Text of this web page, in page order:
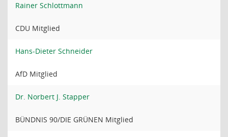
Rainer Schlottmann
CDU Mitglied
Hans-Dieter Schneider
AfD Mitglied
Dr. Norbert J. Stapper
BÜNDNIS 90/DIE GRÜNEN Mitglied